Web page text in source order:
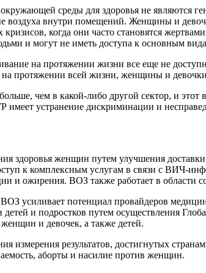
среды для здоровья не являются
воздуха внутри помещений. Женщины и
когда они часто становятся
и могут не иметь доступа к основным
на протяжении жизни все еще не
на протяжении всей жизни, женщины и
чем в какой-либо другой сектор, и
имеет устранение дискриминации и
здоровья женщин путем улучшения
к комплексным услугам в связи с ВИЧ-
и ожирения. ВОЗ также работает в
усиливает потенциал провайдеров
детей и подростков путем осуществления
и девочек, а также детей.
измерения результатов, достигнутых
аборты и насилие против женщин.